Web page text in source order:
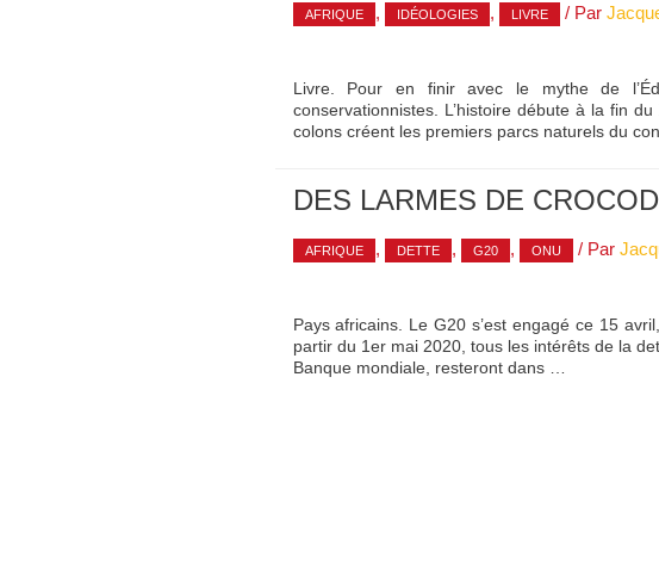
AFRIQUE , IDÉOLOGIES , LIVRE / Par
Livre. Pour en finir avec le mythe de
conservationnistes. L’histoire débute à la fin
colons créent les premiers parcs naturels du
DES LARMES DE
AFRIQUE , DETTE , G20 , ONU / Par
Pays africains. Le G20 s’est engagé ce 15
partir du 1er mai 2020, tous les intérêts de la
Banque mondiale, resteront dans …